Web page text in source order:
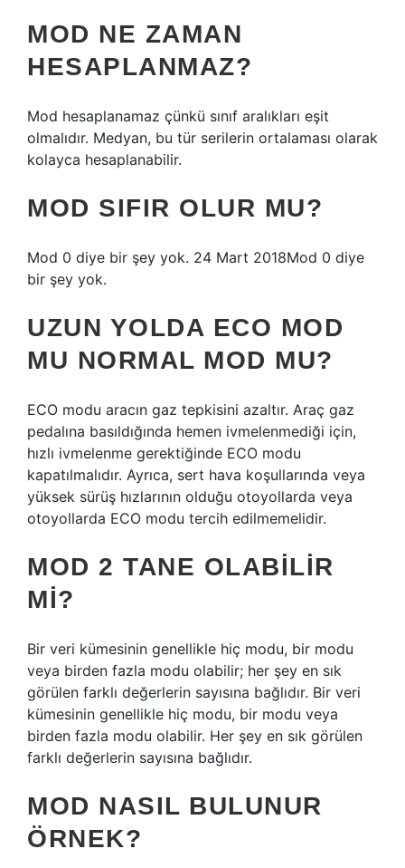
MOD NE ZAMAN
HESAPLANMAZ?
Mod hesaplanamaz çünkü sınıf aralıkları eşit
olmalıdır. Medyan, bu tür serilerin ortalaması olarak
kolayca hesaplanabilir.
MOD SIFIR OLUR MU?
Mod 0 diye bir şey yok. 24 Mart 2018Mod 0 diye
bir şey yok.
UZUN YOLDA ECO MOD
MU NORMAL MOD MU?
ECO modu aracın gaz tepkisini azaltır. Araç gaz
pedalına basıldığında hemen ivmelenmediği için,
hızlı ivmelenme gerektiğinde ECO modu
kapatılmalıdır. Ayrıca, sert hava koşullarında veya
yüksek sürüş hızlarının olduğu otoyollarda veya
otoyollarda ECO modu tercih edilmemelidir.
MOD 2 TANE OLABILIR
MI?
Bir veri kümesinin genellikle hiç modu, bir modu
veya birden fazla modu olabilir; her şey en sık
görülen farklı değerlerin sayısına bağlıdır. Bir veri
kümesinin genellikle hiç modu, bir modu veya
birden fazla modu olabilir. Her şey en sık görülen
farklı değerlerin sayısına bağlıdır.
MOD NASIL BULUNUR
ÖRNEK?